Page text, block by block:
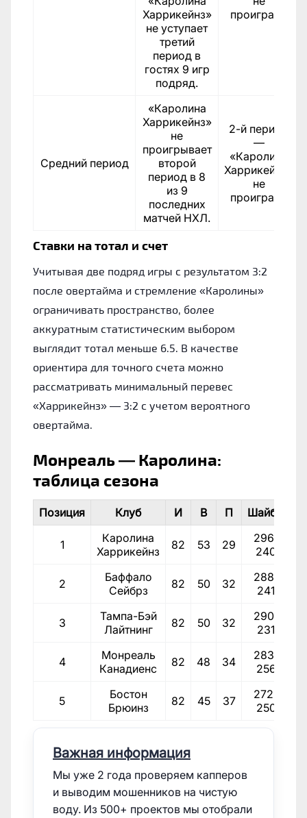
Харрикейнз»
не уступает
третий
период в
гостях 9 игр
подряд.
проиграет.
Средний период
«Каролина
Харрикейнз»
не
проигрывает
второй
период в 8
из 9
последних
матчей НХЛ.
2-й период
—
«Каролина
Харрикейнз»
не
проиграет.
Ставки на тотал и счет
Учитывая две подряд игры с результатом 3:2
после овертайма и стремление «Каролины»
ограничивать пространство, более
аккуратным статистическим выбором
выглядит тотал меньше 6.5. В качестве
ориентира для точного счета можно
рассматривать минимальный перевес
«Харрикейнз» — 3:2 с учетом вероятного
овертайма.
Монреаль — Каролина:
таблица сезона
Позиция Клуб И В П Шайбы
1
Каролина
Харрикейнз
82 53 29
296-
240
2
Баффало
Сейбрз
82 50 32
288-
241
3
Тампа-Бэй
Лайтнинг
82 50 32
290-
231
4
Монреаль
Канадиенс
82 48 34
283-
256
5
Бостон
Брюинз
82 45 37
272-
250
Важная информация
Мы уже 2 года проверяем капперов
и выводим мошенников на чистую
воду. Из 500+ проектов мы отобрали